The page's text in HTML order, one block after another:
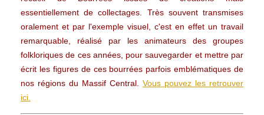
essentiellement de collectages. Très souvent transmises
oralement et par l'exemple visuel, c'est en effet un travail
remarquable, réalisé par les animateurs des groupes
folkloriques de ces années, pour sauvegarder et mettre par
écrit les figures de ces bourrées parfois emblématiques de
nos régions du Massif Central. Vous pouvez les retrouver
ici.